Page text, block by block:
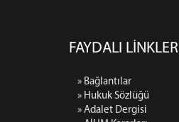
FAYDALI LİNKLER
» Bağlantılar
» Hukuk Sözlüğü
» Adalet Dergisi